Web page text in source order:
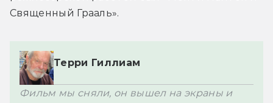
Священный Грааль».
Терри Гиллиам
Фильм мы сняли, он вышел на экраны и